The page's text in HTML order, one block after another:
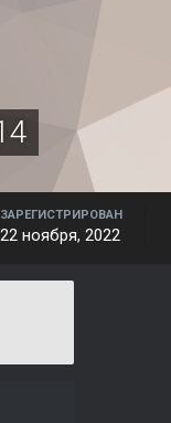
ЗАРЕГИСТРИРОВАН
22 ноября, 2022